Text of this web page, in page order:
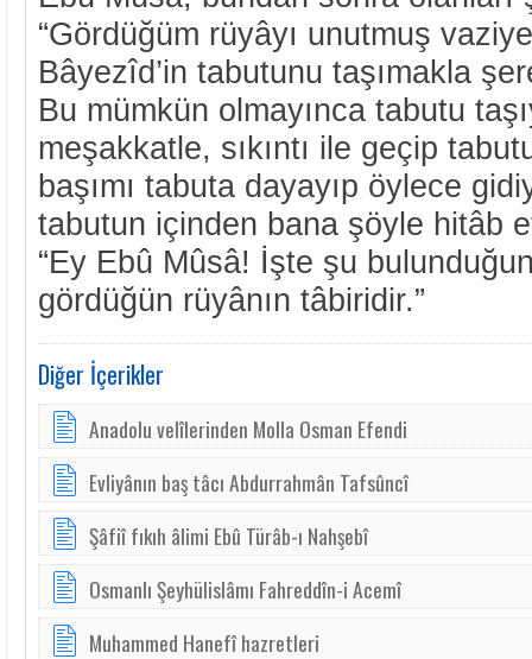
“Gördüğüm rüyâyı unutmuş
Bâyezîd’in tabutunu taşımakla
Bu mümkün olmayınca tabutu
meşakkatle, sıkıntı ile geçip
başımı tabuta dayayıp öylece
tabutun içinden bana şöyle hitâb
“Ey Ebû Mûsâ! İşte şu
gördüğün rüyânın tâbiridir.”
Diğer İçerikler
Anadolu velîlerinden Molla Osman Efendi
Evliyânın baş tâcı Abdurrahmân Tafsûncî
Şâfiî fıkıh âlimi Ebû Türâb-ı Nahşebî
Osmanlı Şeyhülislâmı Fahreddîn-i Acemî
Muhammed Hanefî hazretleri